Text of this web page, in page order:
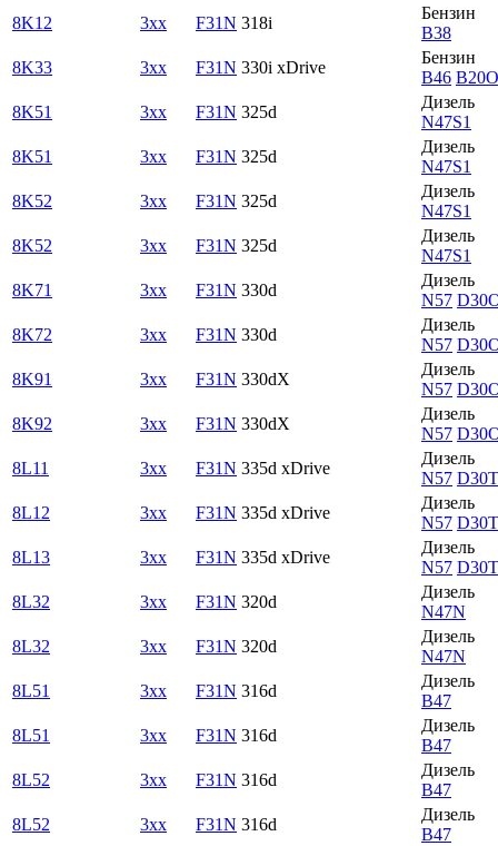
8K12
3xx F31N 318i
Бензин
B38
8K33
3xx F31N 330i xDrive
Бензин
B46 B20O
8K51
3xx F31N 325d
Дизель
N47S1
8K51
3xx F31N 325d
Дизель
N47S1
8K52
3xx F31N 325d
Дизель
N47S1
8K52
3xx F31N 325d
Дизель
N47S1
8K71
3xx F31N 330d
Дизель
N57
8K72
3xx F31N 330d
Дизель
N57
8K91
3xx F31N 330dX
Дизель
N57
8K92
3xx F31N 330dX
Дизель
N57
8L11
3xx F31N 335d xDrive
Дизель
N57
8L12
3xx F31N 335d xDrive
Дизель
N57
8L13
3xx F31N 335d xDrive
Дизель
N57
8L32
3xx F31N 320d
Дизель
N47N
8L32
3xx F31N 320d
Дизель
N47N
8L51
3xx F31N 316d
Дизель
B47
8L51
3xx F31N 316d
Дизель
B47
8L52
3xx F31N 316d
Дизель
B47
8L52
3xx F31N 316d
Дизель
B47